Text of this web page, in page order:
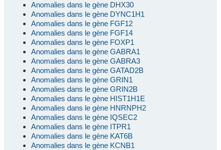
Anomalies dans le gène DHX30
Anomalies dans le gène DYNC1H1
Anomalies dans le gène FGF12
Anomalies dans le gène FGF14
Anomalies dans le gène FOXP1
Anomalies dans le gène GABRA1
Anomalies dans le gène GABRA3
Anomalies dans le gène GATAD2B
Anomalies dans le gène GRIN1
Anomalies dans le gène GRIN2B
Anomalies dans le gène HIST1H1E
Anomalies dans le gène HNRNPH2
Anomalies dans le gène IQSEC2
Anomalies dans le gène ITPR1
Anomalies dans le gène KAT6B
Anomalies dans le gène KCNB1